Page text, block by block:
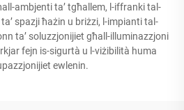
ambjenti ta’ tgħallem, l-iffranki tal-
spazji ħażin u briżzi, l-impianti tal-
ta’ soluzzjonijiet għall-illuminazzjoni
fejn is-sigurtà u l-viżibilità huma
ewlenin.